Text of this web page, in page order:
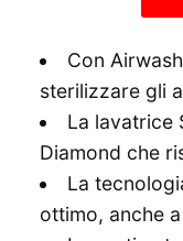
Con
sterilizzare gli
La lavatrice
Diamond che
La
ottimo, anche